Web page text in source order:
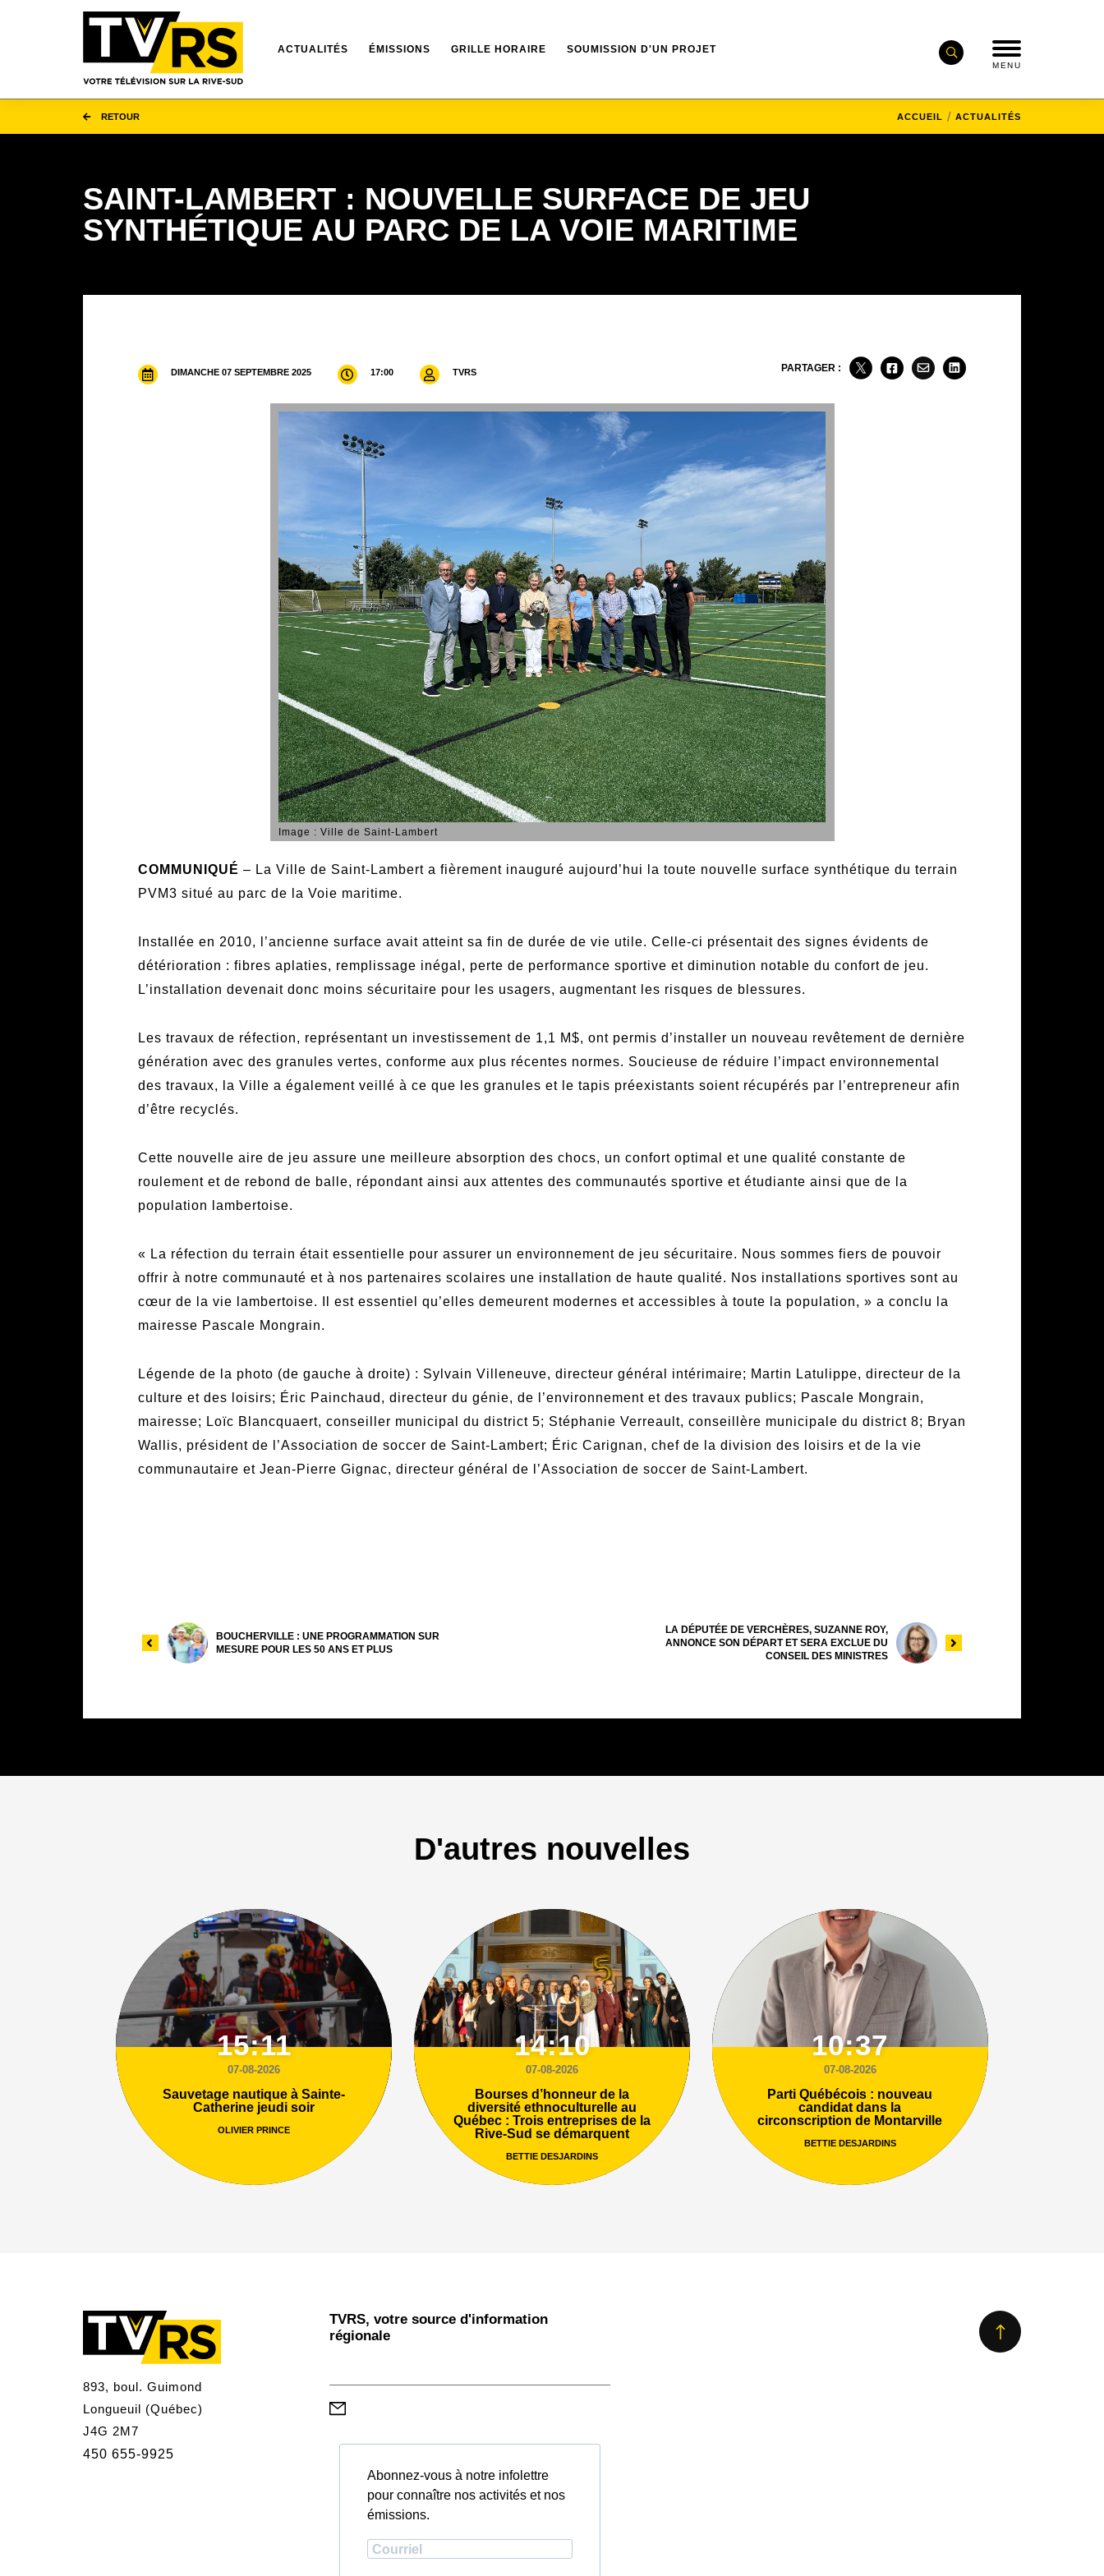
ACTUALITÉS ÉMISSIONS GRILLE HORAIRE SOUMISSION D'UN PROJET
MENU
RETOUR ACCUEIL ACTUALITÉS
SAINT-LAMBERT : NOUVELLE SURFACE DE JEU
SYNTHÉTIQUE AU PARC DE LA VOIE MARITIME
DIMANCHE 07 SEPTEMBRE 2025 17:00 TVRS PARTAGER :
Image : Ville de Saint-Lambert
COMMUNIQUÉ – La Ville de Saint-Lambert a fièrement inauguré aujourd’hui la toute nouvelle surface synthétique du terrain
PVM3 situé au parc de la Voie maritime.
Installée en 2010, l’ancienne surface avait atteint sa fin de durée de vie utile. Celle-ci présentait des signes évidents de
détérioration : fibres aplaties, remplissage inégal, perte de performance sportive et diminution notable du confort de jeu.
L’installation devenait donc moins sécuritaire pour les usagers, augmentant les risques de blessures.
Les travaux de réfection, représentant un investissement de 1,1 M$, ont permis d’installer un nouveau revêtement de dernière
génération avec des granules vertes, conforme aux plus récentes normes. Soucieuse de réduire l’impact environnemental
des travaux, la Ville a également veillé à ce que les granules et le tapis préexistants soient récupérés par l’entrepreneur afin
d’être recyclés.
Cette nouvelle aire de jeu assure une meilleure absorption des chocs, un confort optimal et une qualité constante de
roulement et de rebond de balle, répondant ainsi aux attentes des communautés sportive et étudiante ainsi que de la
population lambertoise.
« La réfection du terrain était essentielle pour assurer un environnement de jeu sécuritaire. Nous sommes fiers de pouvoir
offrir à notre communauté et à nos partenaires scolaires une installation de haute qualité. Nos installations sportives sont au
cœur de la vie lambertoise. Il est essentiel qu’elles demeurent modernes et accessibles à toute la population, » a conclu la
mairesse Pascale Mongrain.
Légende de la photo (de gauche à droite) : Sylvain Villeneuve, directeur général intérimaire; Martin Latulippe, directeur de la
culture et des loisirs; Éric Painchaud, directeur du génie, de l’environnement et des travaux publics; Pascale Mongrain,
mairesse; Loïc Blancquaert, conseiller municipal du district 5; Stéphanie Verreault, conseillère municipale du district 8; Bryan
Wallis, président de l’Association de soccer de Saint-Lambert; Éric Carignan, chef de la division des loisirs et de la vie
communautaire et Jean-Pierre Gignac, directeur général de l’Association de soccer de Saint-Lambert.
BOUCHERVILLE : UNE PROGRAMMATION SUR
MESURE POUR LES 50 ANS ET PLUS
LA DÉPUTÉE DE VERCHÈRES, SUZANNE ROY,
ANNONCE SON DÉPART ET SERA EXCLUE DU
CONSEIL DES MINISTRES
D'autres nouvelles
15:11
07-08-2026
Sauvetage nautique à Sainte-
Catherine jeudi soir
OLIVIER PRINCE
14:10
07-08-2026
Bourses d’honneur de la
diversité ethnoculturelle au
Québec : Trois entreprises de la
Rive-Sud se démarquent
BETTIE DESJARDINS
10:37
07-08-2026
Parti Québécois : nouveau
candidat dans la
circonscription de Montarville
BETTIE DESJARDINS
893, boul. Guimond
Longueuil (Québec)
J4G 2M7
450 655-9925
TVRS, votre source d'information
régionale
Abonnez-vous à notre infolettre
pour connaître nos activités et nos
émissions.